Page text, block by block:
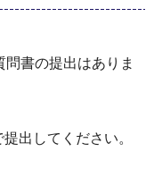
書の提出はありま
出してください。